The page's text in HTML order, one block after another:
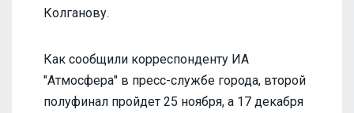
Колганову.
Как сообщили корреспонденту ИА
"Атмосфера" в пресс-службе города, второй
полуфинал пройдет 25 ноября, а 17 декабря